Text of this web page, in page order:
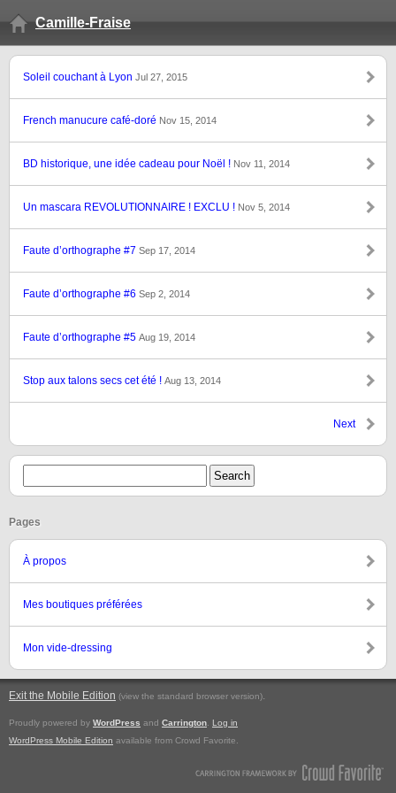
Camille-Fraise
Soleil couchant à Lyon Jul 27, 2015
French manucure café-doré Nov 15, 2014
BD historique, une idée cadeau pour Noël ! Nov 11, 2014
Un mascara REVOLUTIONNAIRE ! EXCLU ! Nov 5, 2014
Faute d’orthographe #7 Sep 17, 2014
Faute d’orthographe #6 Sep 2, 2014
Faute d’orthographe #5 Aug 19, 2014
Stop aux talons secs cet été ! Aug 13, 2014
Next
Pages
À propos
Mes boutiques préférées
Mon vide-dressing
Exit the Mobile Edition (view the standard browser version).
Proudly powered by WordPress and Carrington
Log in
WordPress Mobile Edition available from Crowd Favorite.